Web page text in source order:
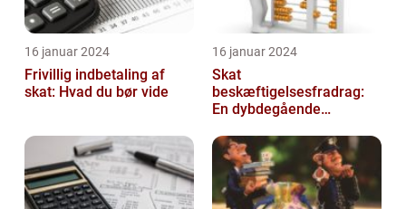
16 januar 2024
Frivillig indbetaling af
skat: Hvad du bør vide
16 januar 2024
Skat
beskæftigelsesfradrag:
En dybdegående